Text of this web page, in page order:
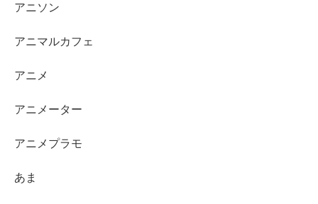
アニソン
アニマルカフェ
アニメ
アニメーター
アニメプラモ
あま